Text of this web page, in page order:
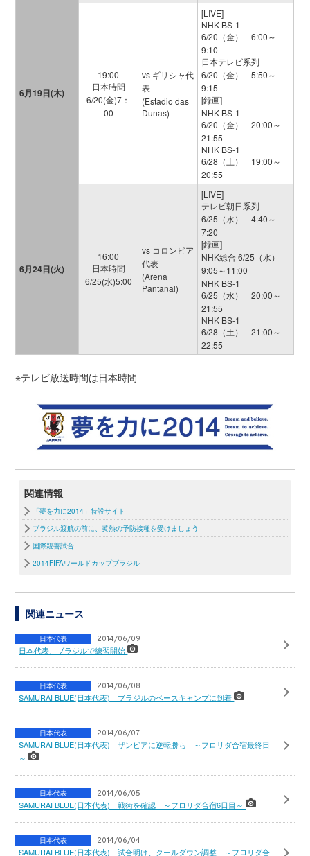
6月19日(木)
19:00
日本時間
6/20(金)7：
00
vs ギリシャ代
表
(Estadio das
Dunas)
[LIVE]
NHK BS-1
6/20（金） 6:00～
9:10
日本テレビ系列
6/20（金） 5:50～
9:15
[録画]
NHK BS-1
6/20（金） 20:00～
21:55
NHK BS-1
6/28（土） 19:00～
20:55
6月24日(火)
16:00
日本時間
6/25(水)5:00
vs コロンビア
代表
(Arena
Pantanal)
[LIVE]
テレビ朝日系列
6/25（水） 4:40～
7:20
[録画]
NHK総合 6/25（水）
9:05～11:00
NHK BS-1
6/25（水） 20:00～
21:55
NHK BS-1
6/28（土） 21:00～
22:55
※テレビ放送時間は日本時間
関連情報
「夢を力に2014」特設サイト
ブラジル渡航の前に、黄熱の予防接種を受けましょう
国際親善試合
2014FIFAワールドカップブラジル
関連ニュース
日本代表 2014/06/09
日本代表、ブラジルで練習開始
日本代表 2014/06/08
SAMURAI BLUE(日本代表) ブラジルのベースキャンプに到着
日本代表 2014/06/07
SAMURAI BLUE(日本代表) ザンビアに逆転勝ち ～フロリダ合宿最終日
～
日本代表 2014/06/05
SAMURAI BLUE(日本代表) 戦術を確認 ～フロリダ合宿6日目～
日本代表 2014/06/04
SAMURAI BLUE(日本代表) 試合明け、クールダウン調整 ～フロリダ合